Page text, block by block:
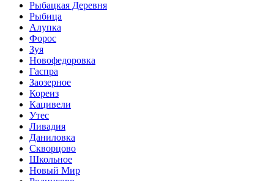
Рыбацкая Деревня
Рыбица
Алупка
Форос
Зуя
Новофедоровка
Гаспра
Заозерное
Кореиз
Кацивели
Утес
Ливадия
Даниловка
Скворцово
Школьное
Новый Мир